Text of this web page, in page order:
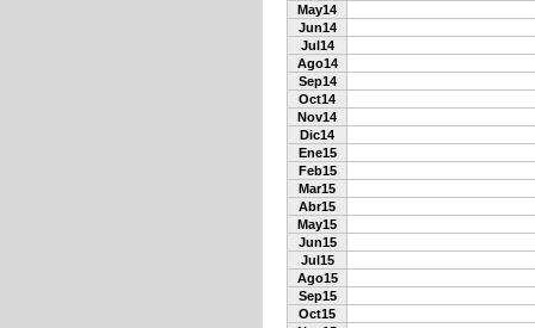
May14
Jun14
Jul14
Ago14
Sep14
Oct14
Nov14
Dic14
Ene15
Feb15
Mar15
Abr15
May15
Jun15
Jul15
Ago15
Sep15
Oct15